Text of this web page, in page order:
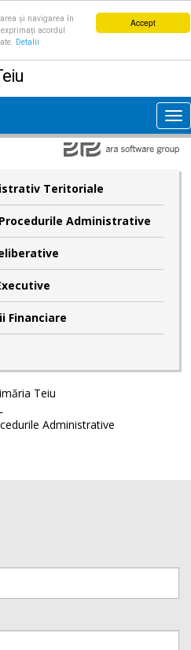
Accept
și navigarea în
acordul
Detalii
Teritoriale
Administrative
Financiare
Teiu
Administrative